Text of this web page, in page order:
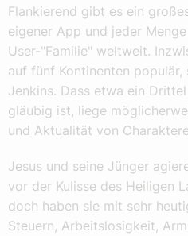
Flankierend gibt es ein
eigener App und jeder
User-"Familie" weltweit.
auf fünf Kontinenten
Jenkins. Dass etwa ein
gläubig ist, liege
und Aktualität von
Jesus und seine Jünger
vor der Kulisse des Heiligen
doch haben sie mit sehr
Steuern, Arbeitslosigkeit,